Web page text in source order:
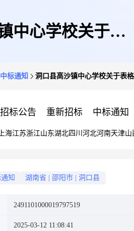
中心学校关于表
标通知 洞口县高沙镇中心学校关于表
招标公告 重新招标 中标通知
上海江苏浙江山东湖北四川 河北河南天津山
知 湖南省 邵阳市 洞口县
2491101000019797519
2025-03-12 11:08:41